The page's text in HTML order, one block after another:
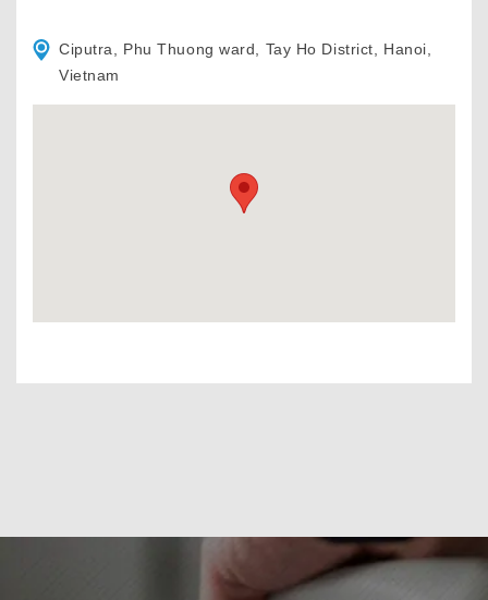
Ciputra, Phu Thuong ward, Tay Ho District, Hanoi,
Vietnam